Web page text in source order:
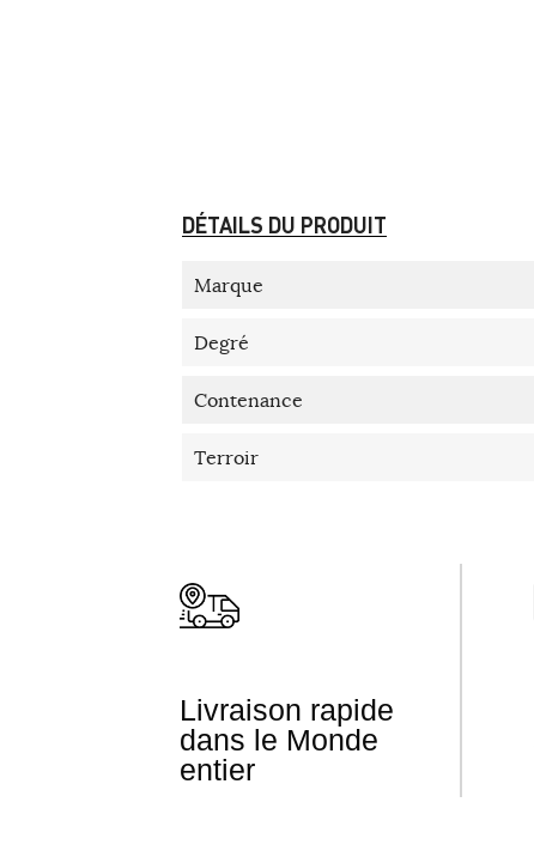
DÉTAILS DU PRODUIT
Marque
Degré
Contenance
Terroir
Livraison rapide
dans le Monde
entier